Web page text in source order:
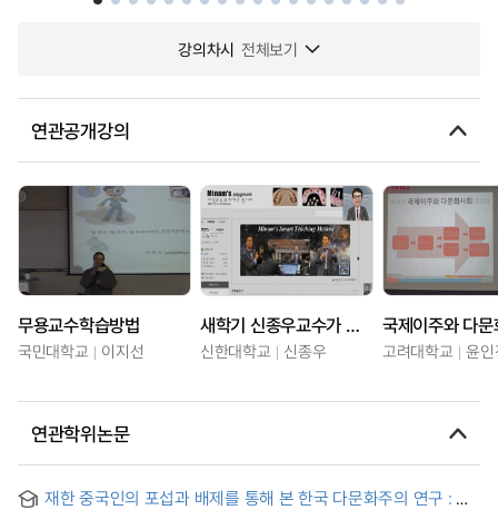
강의차시 전체보기
연관공개강의
무용교수학습방법
국민대학교 이지선
새학기 신종우교수가 진행하는 수강학생들의 특성(자기소개, 비전, 요청사항) 사전 인지로 학습목표 높이는 방법
신한대학교 신종우
국제이주와 다
고려대학교 윤
연관학위논문
재한 중국인의 포섭과 배제를 통해 본 한국 다문화주의 연구 : 구